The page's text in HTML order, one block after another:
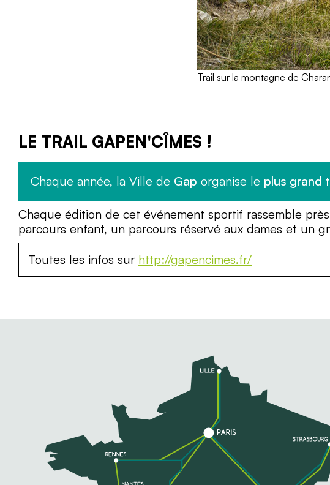
Trail sur la montagne de
LE TRAIL GAPEN'CÎMES !
Chaque année, la Ville de Gap organise le plus grand
Chaque édition de cet événement sportif rassemble
parcours enfant, un parcours réservé aux dames et un
Toutes les infos sur http://gapencimes.fr/